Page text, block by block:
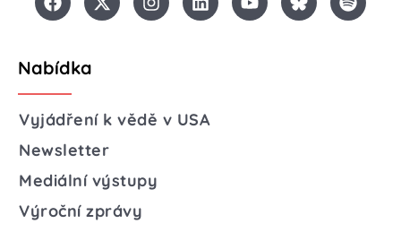
Nabídka
Vyjádření k vědě v USA
Newsletter
Mediální výstupy
Výroční zprávy